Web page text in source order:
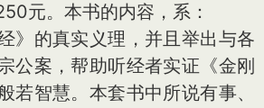
元。本书的内容，系：
的真实义理，并且举出与各
公案，帮助听经者实证《金刚
若智慧。本套书中所说有事、